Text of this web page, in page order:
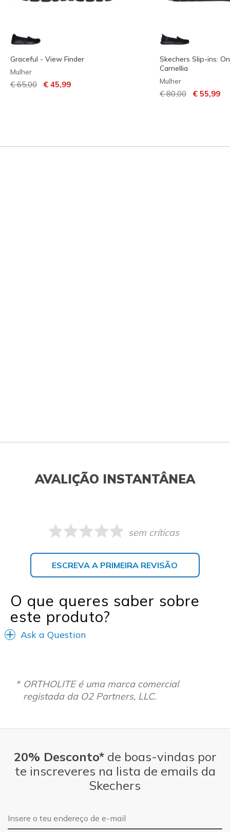
Graceful - View Finder
Mulher
Preço com desconto de
€ 65,00 para
€ 45,99
Skechers Slip-ins:
Camellia
Mulher
Preço com
€ 80,00para
€ 55,99
AVALIÇÃO INSTANTÂNEA
sem críticas
ESCREVA A PRIMEIRA REVISÃO
O que queres saber sobre
este produto?
Ask a Question
ORTHOLITE é uma marca comercial
registada da O2 Partners, LLC.
20% Desconto*de boas-vindas por
te inscreveres na lista de emails da
Skechers
Endereço de e-mail